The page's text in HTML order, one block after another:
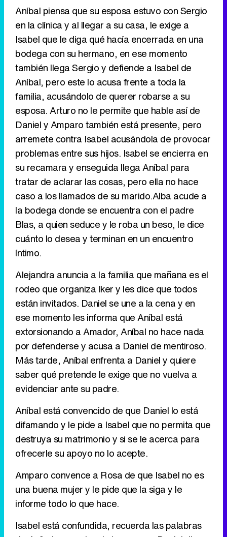
Tráiler en catalán de 'Ravalear', la nueva serie de HBO Max sobre los fondos buitre
Canción ganadora de Eurovisión 2026: DARA con "Bangaranga" por Bulgaria
Aníbal piensa que su esposa estuvo con Sergio
en la clínica y al llegar a su casa, le exige a
Isabel que le diga qué hacía encerrada en una
bodega con su hermano, en ese momento
también llega Sergio y defiende a Isabel de
Aníbal, pero este lo acusa frente a toda la
familia, acusándolo de querer robarse a su
esposa. Arturo no le permite que hable así de
Daniel y Amparo también está presente, pero
arremete contra Isabel acusándola de provocar
problemas entre sus hijos. Isabel se encierra en
su recamara y enseguida llega Aníbal para
tratar de aclarar las cosas, pero ella no hace
caso a los llamados de su marido.Alba acude a
la bodega donde se encuentra con el padre
Blas, a quien seduce y le roba un beso, le dice
cuánto lo desea y terminan en un encuentro
íntimo.
Alejandra anuncia a la familia que mañana es el
rodeo que organiza Iker y les dice que todos
están invitados. Daniel se une a la cena y en
ese momento les informa que Aníbal está
extorsionando a Amador, Aníbal no hace nada
por defenderse y acusa a Daniel de mentiroso.
Más tarde, Aníbal enfrenta a Daniel y quiere
saber qué pretende le exige que no vuelva a
evidenciar ante su padre.
Aníbal está convencido de que Daniel lo está
difamando y le pide a Isabel que no permita que
destruya su matrimonio y si se le acerca para
ofrecerle su apoyo no lo acepte.
Amparo convence a Rosa de que Isabel no es
una buena mujer y le pide que la siga y le
informe todo lo que hace.
Isabel está confundida, recuerda las palabras